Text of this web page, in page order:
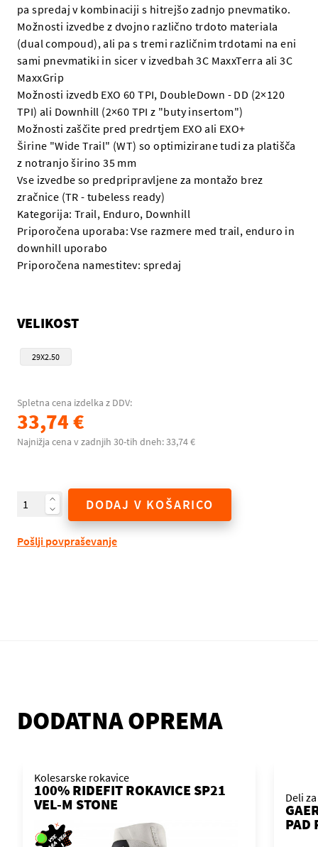
pa spredaj v kombinaciji s hitrejšo zadnjo pnevmatiko.
Možnosti izvedbe z dvojno različno trdoto materiala
(dual compoud), ali pa s tremi različnim trdotami na eni
sami pnevmatiki in sicer v izvedbah 3C MaxxTerra ali 3C
MaxxGrip
Možnosti izvedb EXO 60 TPI, DoubleDown - DD (2×120
TPI) ali Downhill (2×60 TPI z "buty insertom")
Možnosti zaščite pred predrtjem EXO ali EXO+
Širine "Wide Trail" (WT) so optimizirane tudi za platišča
z notranjo širino 35 mm
Vse izvedbe so predpripravljene za montažo brez
zračnice (TR - tubeless ready)
Kategorija: Trail, Enduro, Downhill
Priporočena uporaba: Vse razmere med trail, enduro in
downhill uporabo
Priporočena namestitev: spredaj
VELIKOST
29X2.50
Spletna cena izdelka z DDV:
33,74 €
Najnižja cena v zadnjih 30-tih dneh: 33,74 €
DODAJ V KOŠARICO
Pošlji povpraševanje
DODATNA OPREMA
Kolesarske rokavice
100% RIDEFIT ROKAVICE SP21
VEL-M STONE
Deli
PAD